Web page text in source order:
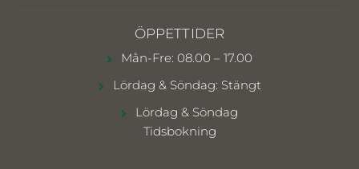
ÖPPETTIDER
Mån-Fre: 08.00 – 17.00
Lördag & Söndag: Stängt
Lördag & Söndag
Tidsbokning